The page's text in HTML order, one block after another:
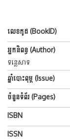
លេខកូដ (BookID)
អ្នកនិពន្ធ (Author)
ទន្លេសាទ
ឆ្នាំបោះពុម្ព (Issue)
ចំនួនទំព័រ (Pages)
ISBN
ISSN